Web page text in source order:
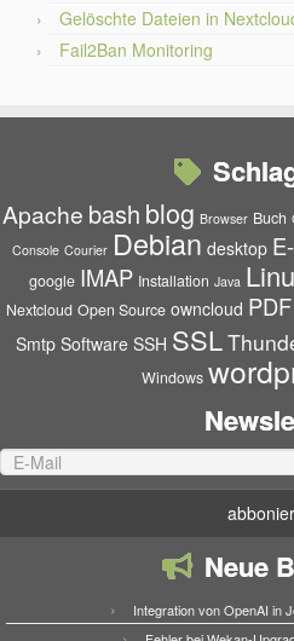
Gelöschte Dateien in
Fail2Ban Monitoring
Apache bash blog Browser Buch
Console Courier Debian desktop
google IMAP Installation Java
Nextcloud Open Source owncloud PDF
Smtp Software SSH SSL
Windows
Neue
Integration von OpenAI in